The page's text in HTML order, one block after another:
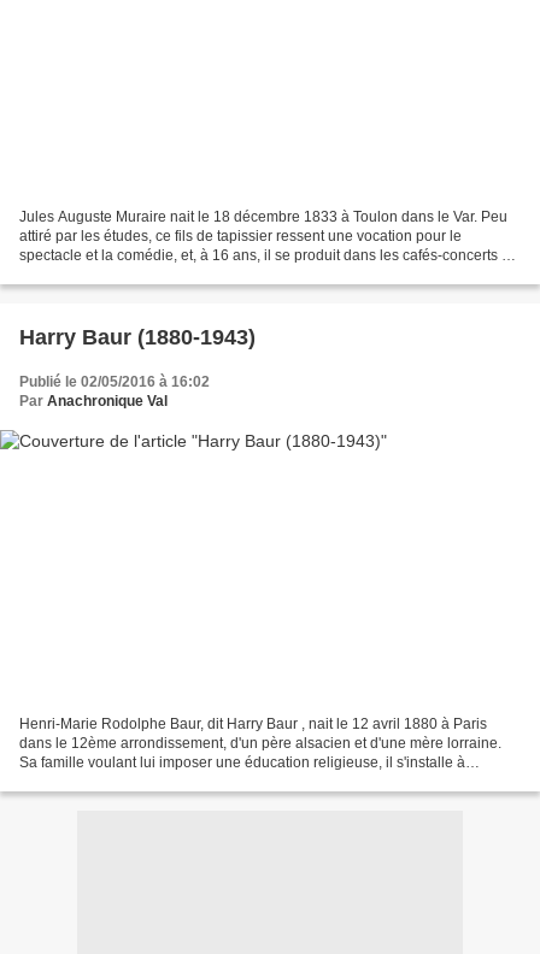
Jules Auguste Muraire nait le 18 décembre 1833 à Toulon dans le Var. Peu
attiré par les études, ce fils de tapissier ressent une vocation pour le
spectacle et la comédie, et, à 16 ans, il se produit dans les cafés-concerts et
Harry Baur (1880-1943)
Publié le 02/05/2016 à 16:02
Par Anachronique Val
Henri-Marie Rodolphe Baur, dit Harry Baur , nait le 12 avril 1880 à Paris
dans le 12ème arrondissement, d'un père alsacien et d'une mère lorraine.
Sa famille voulant lui imposer une éducation religieuse, il s'installe à